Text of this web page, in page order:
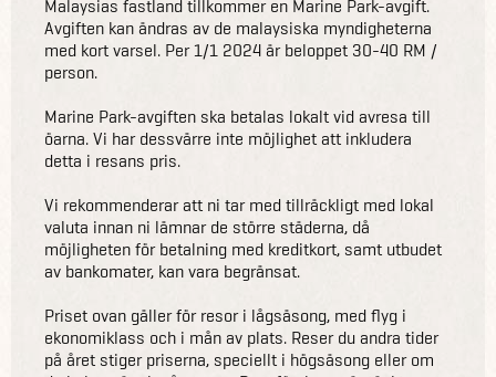
Malaysias fastland tillkommer en Marine Park-avgift.
Avgiften kan ändras av de malaysiska myndigheterna
med kort varsel. Per 1/1 2024 är beloppet 30-40 RM /
person.
Marine Park-avgiften ska betalas lokalt vid avresa till
öarna. Vi har dessvärre inte möjlighet att inkludera
detta i resans pris.
Vi rekommenderar att ni tar med tillräckligt med lokal
valuta innan ni lämnar de större städerna, då
möjligheten för betalning med kreditkort, samt utbudet
av bankomater, kan vara begränsat.
Priset ovan gäller för resor i lågsäsong, med flyg i
ekonomiklass och i mån av plats. Reser du andra tider
på året stiger priserna, speciellt i högsäsong eller om